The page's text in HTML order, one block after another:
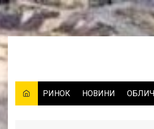
РИНОК НОВИНИ